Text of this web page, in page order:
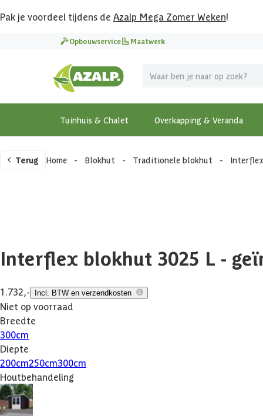
Pak je voordeel tijdens de Azalp Mega Zomer Weken!
Opbouwservice Maatwerk
Tuinhuis & Chalet Overkapping & Veranda
Terug Home - Blokhut - Traditionele blokhut -
Interflex blokhut 3025 L -
1.732,- Incl. BTW en verzendkosten
Niet op voorraad
Breedte
300cm
Diepte
200cm250cm300cm
Houtbehandeling